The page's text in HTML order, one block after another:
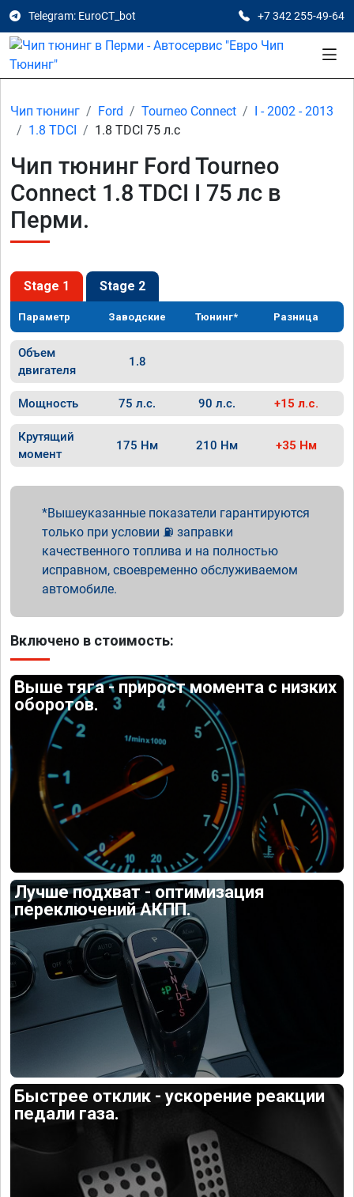
Telegram: EuroCT_bot +7 342 255-49-64
Чип тюнинг Ford Tourneo Connect
I - 2002 - 2013
1.8 TDCI
1.8 TDCI 75 л.с
Чип тюнинг Ford Tourneo
Connect 1.8 TDCI I 75 лс в
Перми.
Stage 1 Stage 2
Параметр Заводские Тюнинг* Разница
Объем
двигателя
1.8
Мощность 75 л.с. 90 л.с. +15 л.с.
Крутящий
момент
175 Нм 210 Нм +35 Нм
Вышеуказанные показатели гарантируются
только при условии ⛽ заправки
качественного топлива и на полностью
исправном, своевременно обслуживаемом
автомобиле.
Включено в стоимость:
Выше тяга - прирост момента с низких
оборотов.
Лучше подхват - оптимизация
переключений АКПП.
Быстрее отклик - ускорение реакции
педали газа.